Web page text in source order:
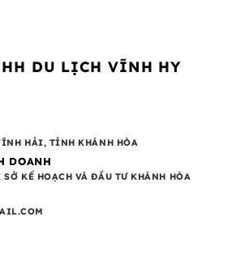
DU LỊCH VĨNH HY
HẢI, TỈNH KHÁNH HÒA
DOANH
KẾ HOẠCH VÀ ĐẦU TƯ KHÁNH HÒA